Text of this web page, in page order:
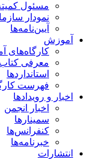
مسئول
نمودار
آیین‌نامه‌ها
آموزش
کارگاه‌های
معرفی کتاب
استانداردها
فهرست
اخبار و رویدادها
اخبار انجمن
سمینارها
کنفرانس‌ها
خبرنامه‌ها
انتشارات